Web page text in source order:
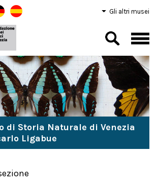
Gli altri musei
di Storia Naturale di Venezia
Ligabue